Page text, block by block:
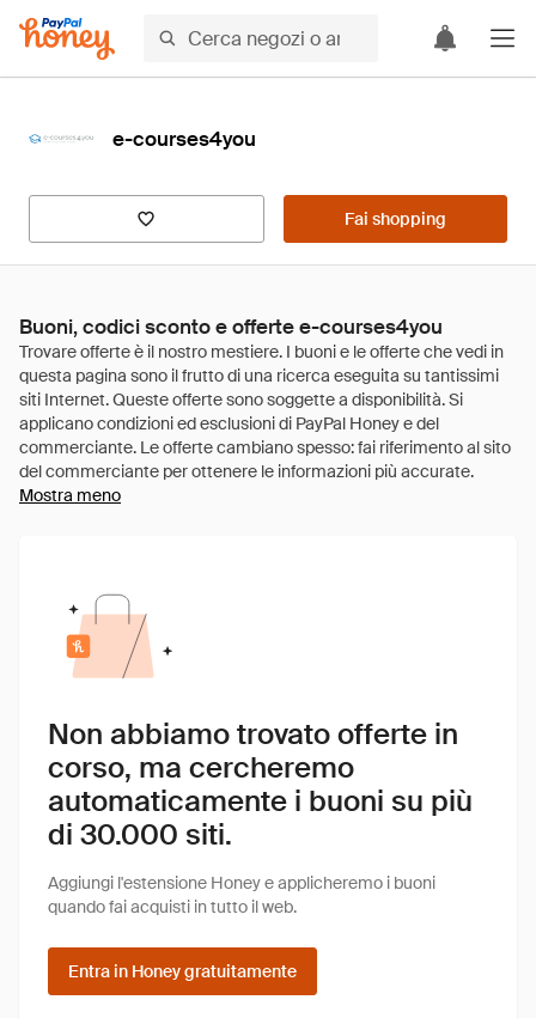
e-courses4you
Fai shopping
Buoni, codici sconto e offerte e-courses4you
Mostra meno
Non abbiamo trovato offerte in
corso, ma cercheremo
automaticamente i buoni su più
di 30.000 siti.
Aggiungi l'estensione Honey e applicheremo i buoni
quando fai acquisti in tutto il web.
Entra in Honey gratuitamente